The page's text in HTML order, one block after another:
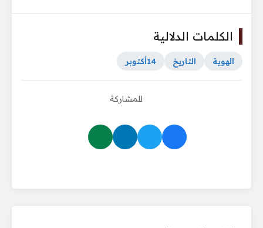
الكلمات الدلالية
الهوية التاريخ 14أكتوبر
للمشاركة